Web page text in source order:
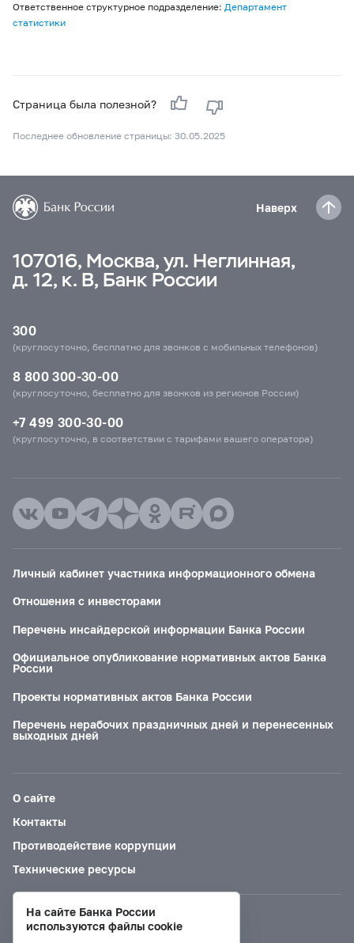
Ответственное структурное подразделение: Департамент
статистики
Страница была полезной?
Последнее обновление страницы: 30.05.2025
Наверх
107016, Москва, ул. Неглинная,
д. 12, к. В, Банк России
300
(круглосуточно, бесплатно для звонков с мобильных телефонов)
8 800 300-30-00
(круглосуточно, бесплатно для звонков из регионов России)
+7 499 300-30-00
(круглосуточно, в соответствии с тарифами вашего оператора)
Личный кабинет участника информационного обмена
Отношения с инвесторами
Перечень инсайдерской информации Банка России
Официальное опубликование нормативных актов Банка
России
Проекты нормативных актов Банка России
Перечень нерабочих праздничных дней и перенесенных
выходных дней
О сайте
Контакты
Противодействие коррупции
Технические ресурсы
Версия для слабовидящих
На сайте Банка России
используются файлы cookie